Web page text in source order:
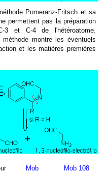
Pomeranz-Fritsch et sa
permettent pas la préparation
3 et C-4 de l'hétéroatome.
montre les éventuels
et les matières premières
Mob
Mob 108